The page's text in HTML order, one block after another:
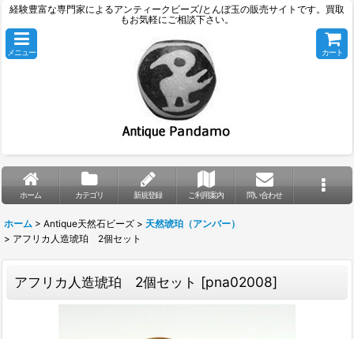
経験豊富な専門家によるアンティークビーズ/とんぼ玉の販売サイトです。買取
もお気軽にご相談下さい。
メニュー カート
ホーム カテゴリ 新規登録 ご利用案内 問い合わせ
ホーム > Antique天然石ビーズ > 天然琥珀（アンバー）
> アフリカ人造琥珀 2個セット
アフリカ人造琥珀 2個セット [pna02008]